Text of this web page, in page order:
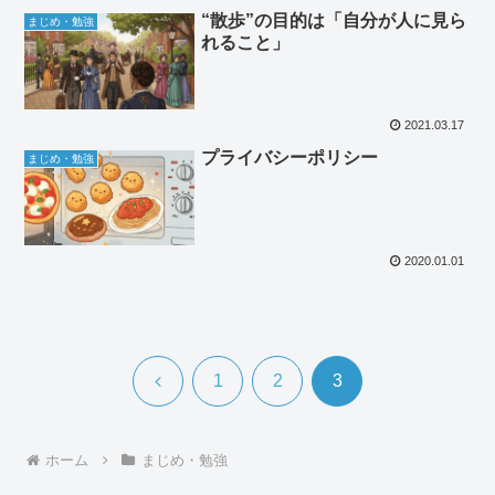
まじめ・勉強
“散歩”の目的は「自分が人に見ら
れること」
2021.03.17
まじめ・勉強 プライバシーポリシー
2020.01.01
前 1 2 3
ホーム まじめ・勉強